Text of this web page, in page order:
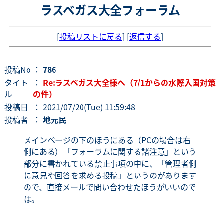
ラスベガス大全フォーラム
[投稿リストに戻る] [返信する]
投稿No ： 786
タイト
ル
： Re:ラスベガス大全様へ（7/1からの水際入国対策
の件）
投稿日
： 2021/07/20(Tue) 11:59:48
投稿者
： 地元民
メインページの下のほうにある（PCの場合は右
側にある）「フォーラムに関する諸注意」という
部分に書かれている禁止事項の中に、「管理者側
に意見や回答を求める投稿」というのがあります
ので、直接メールで問い合わせたほうがいいので
は。